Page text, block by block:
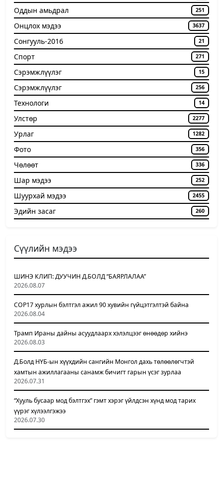
Оддын амьдрал 251
Онцлох мэдээ 3637
Сонгууль-2016 21
Спорт 271
Сэрэмжлүүлэг 15
Сэрэмжлүүлэг 256
Технологи 14
Улстөр 2277
Урлаг 1282
Фото 356
Чѳлѳѳт 336
Шар мэдээ 252
Шуурхай мэдээ 2455
Эдийн засаг 260
Сүүлийн мэдээ
ШИНЭ КЛИП: ДУУЧИН Д.БОЛД “БАЯРЛАЛАА”
2026.08.07
COP17 хурлын бэлтгэл ажил 90 хувийн гүйцэтгэлтэй байна
2026.08.04
Трамп Ираны дайны асуудлаарх хэлэлцээг өнөөдөр хийнэ
2026.08.03
Д.Болд НҮБ-ын хүүхдийн сангийн Монгол дахь төлөөлөгчтэй
хамтын ажиллагааны санамж бичигт гарын үсэг зурлаа
2026.07.31
“Хууль бусаар мод бэлтгэх” гэмт хэрэг үйлдсэн хүнд мод тарих
үүрэг хүлээлгэжээ
2026.07.30